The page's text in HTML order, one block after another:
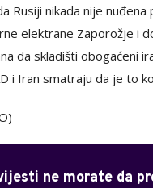
Rusiji nikada nije nuđena
elektrane Zaporožje i
da skladišti obogaćeni
i Iran smatraju da je to
ne morate da